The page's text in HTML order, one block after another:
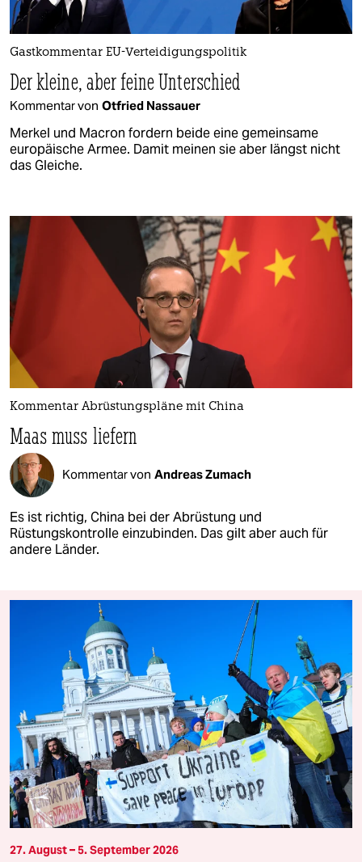
Gastkommentar EU-Verteidigungspolitik
Der kleine, aber feine Unterschied
Kommentar von Otfried Nassauer
Merkel und Macron fordern beide eine gemeinsame
europäische Armee. Damit meinen sie aber längst nicht
das Gleiche.
Kommentar Abrüstungspläne mit China
Maas muss liefern
Kommentar von Andreas Zumach
Es ist richtig, China bei der Abrüstung und
Rüstungskontrolle einzubinden. Das gilt aber auch für
andere Länder.
27. August – 5. September 2026